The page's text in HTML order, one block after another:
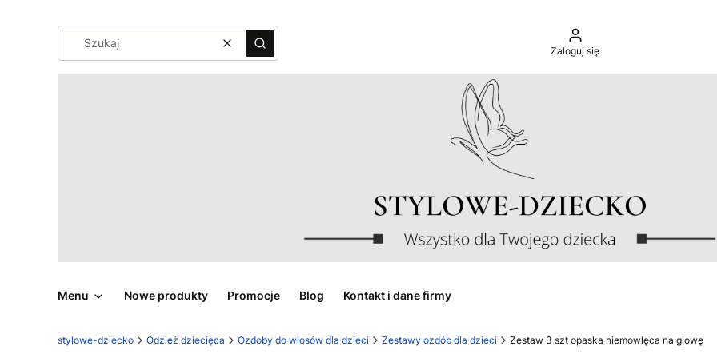
WyczyśćSzukaj Zaloguj się
Menu Nowe produkty Promocje Blog Kontakt i dane firmy
stylowe-dziecko Odzież dziecięca Ozdoby do włosów dla dzieci Zestawy ozdób dla dzieci Zestaw 3 szt opaska niemowlęca na głowę